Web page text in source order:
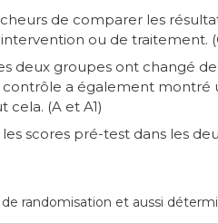
de comparer les
ou de traitement.
deux groupes ont changé
a également
cela. (A et A1)
scores pré-test dans les
randomisation et aussi